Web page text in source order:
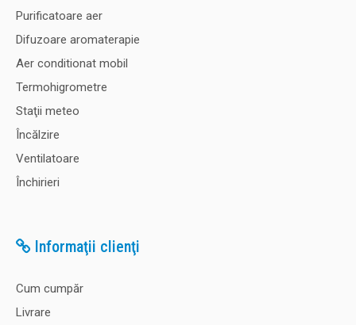
Purificatoare aer
Difuzoare aromaterapie
Aer conditionat mobil
Termohigrometre
Staţii meteo
Încălzire
Ventilatoare
Închirieri
Informaţii clienţi
Cum cumpăr
Livrare